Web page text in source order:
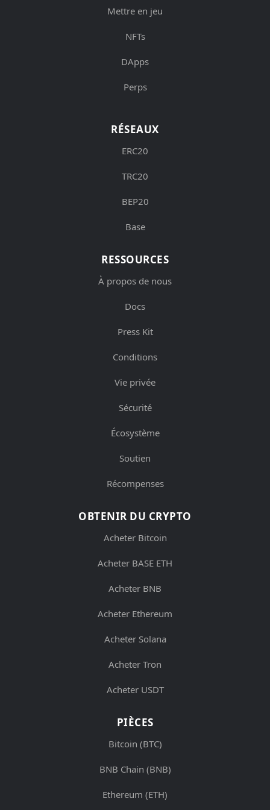
Mettre en jeu
NFTs
DApps
Perps
RÉSEAUX
ERC20
TRC20
BEP20
Base
RESSOURCES
À propos de nous
Docs
Press Kit
Conditions
Vie privée
Sécurité
Écosystème
Soutien
Récompenses
OBTENIR DU CRYPTO
Acheter Bitcoin
Acheter BASE ETH
Acheter BNB
Acheter Ethereum
Acheter Solana
Acheter Tron
Acheter USDT
PIÈCES
Bitcoin (BTC)
BNB Chain (BNB)
Ethereum (ETH)